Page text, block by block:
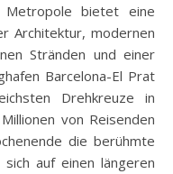
Metropole bietet eine
Architektur, modernen
Stränden und einer
Barcelona-El Prat
Drehkreuze in
von Reisenden
die berühmte
auf einen längeren